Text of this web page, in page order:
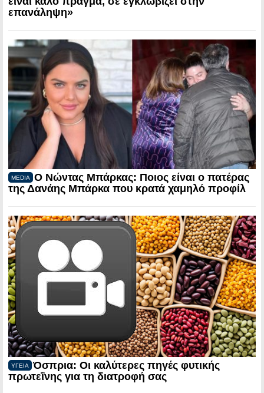
επανάληψη»
MEDIA
Ο Νώντας Μπάρκας: Ποιος είναι ο πατέρας
της Δανάης Μπάρκα που κρατά χαμηλό προφίλ
ΥΓΕΙΑ
Όσπρια: Οι καλύτερες πηγές φυτικής
πρωτεΐνης για τη διατροφή σας